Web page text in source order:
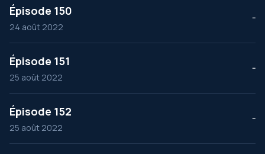
Épisode 150
24 août 2022
--
Épisode 151
25 août 2022
--
Épisode 152
25 août 2022
--